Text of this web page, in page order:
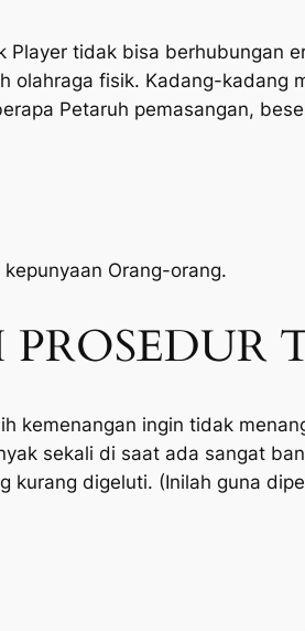
tidak bisa berhubungan
olahraga fisik. Kadang-kadang
Petaruh pemasangan,
Orang-orang.
kemenangan ingin tidak
sekali di saat ada sangat
digeluti. (Inilah guna